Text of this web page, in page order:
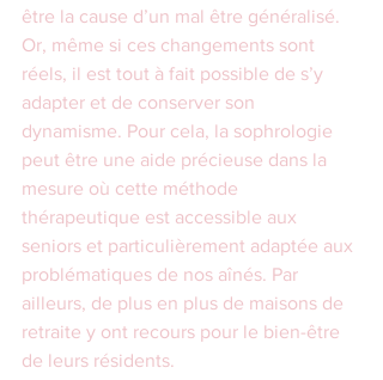
être la cause d’un mal être généralisé.
Or, même si ces changements sont
réels, il est tout à fait possible de s’y
adapter et de conserver son
dynamisme. Pour cela, la sophrologie
peut être une aide précieuse dans la
mesure où cette méthode
thérapeutique est accessible aux
seniors et particulièrement adaptée aux
problématiques de nos aînés. Par
ailleurs, de plus en plus de maisons de
retraite y ont recours pour le bien-être
de leurs résidents.